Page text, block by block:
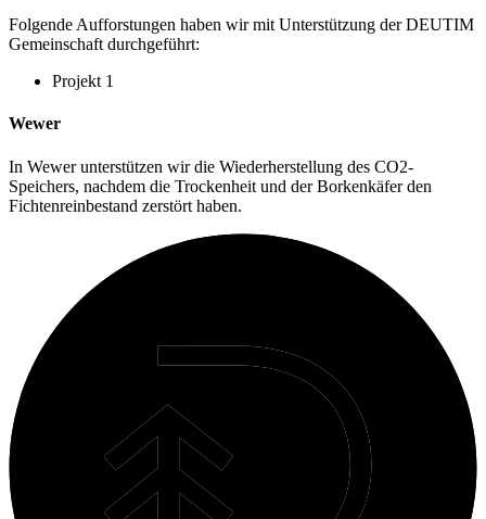
Folgende Aufforstungen haben wir mit Unterstützung der DEUTIM
Gemeinschaft durchgeführt:
Projekt 1
Wewer
In Wewer unterstützen wir die Wiederherstellung des CO2-
Speichers, nachdem die Trockenheit und der Borkenkäfer den
Fichtenreinbestand zerstört haben.